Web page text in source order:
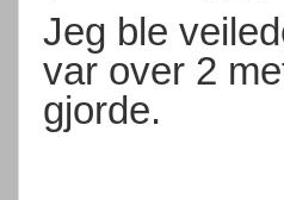
Jeg ble
var over 2
gjorde.